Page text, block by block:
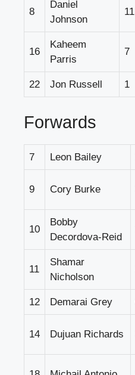
8
Daniel
Johnson
11
16
Kaheem
Parris
7
22 Jon Russell 1
Forwards
7 Leon Bailey
9 Cory Burke
10
Bobby
Decordova-Reid
11
Shamar
Nicholson
12 Demarai Grey
14 Dujuan Richards